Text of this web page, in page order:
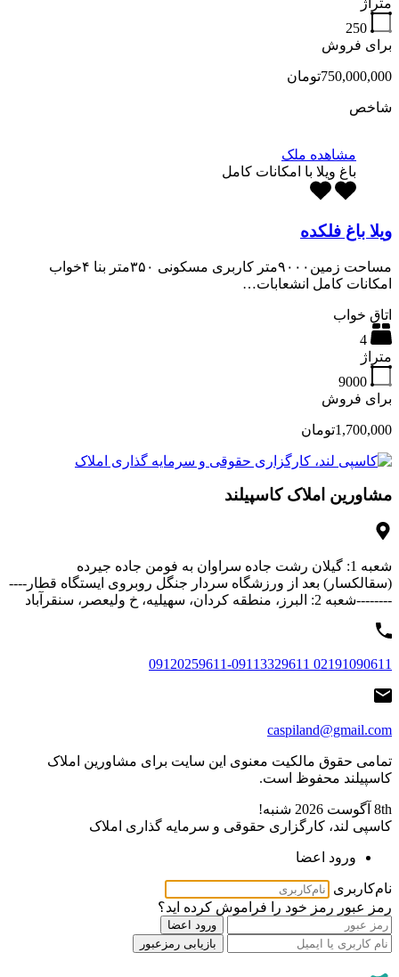
متراژ
250
برای فروش
750,000,000تومان
شاخص
مشاهده ملک
باغ ویلا با امکانات کامل
ویلا باغ فلکده
مساحت زمین۹۰۰۰متر کاربری مسکونی ۳۵۰متر بنا ۴خواب
امکانات کامل انشعابات…
اتاق خواب
4
متراژ
9000
برای فروش
1,700,000تومان
مشاورین املاک کاسپیلند
شعبه 1: گیلان رشت جاده سراوان به فومن جاده جیرده
(سقالکسار) بعد از ورزشگاه سردار جنگل روبروی ایستگاه قطار----
--------شعبه 2: البرز، منطقه کردان، سهیلیه، خ ولیعصر، سنقرآباد
02191090611 09120259611-09113329611
caspiland@gmail.com
تمامی حقوق مالکیت معنوی این ‌سایت برای مشاورین املاک
کاسپیلند محفوظ است.
8th آگوست 2026
شنبه!
کاسپی لند، کارگزاری حقوقی و سرمایه گذاری املاک
ورود اعضا
نام‌کاربری
رمز عبور رمز خود را فراموش کرده اید؟
ورود اعضا
بازیابی رمزعبور